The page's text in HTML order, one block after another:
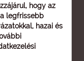
hogy az
legfrissebb
hazai és